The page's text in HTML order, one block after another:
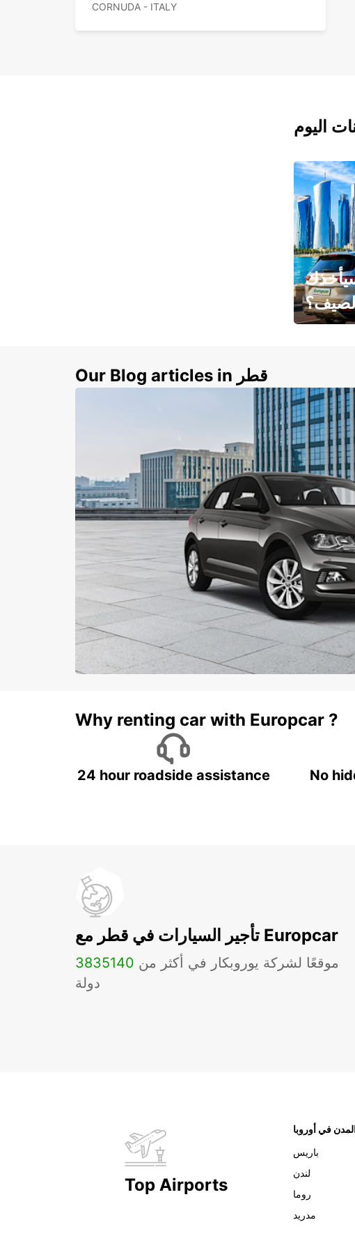
CORNUDA - ITALY
Our Blog articles in قطر
Why renting car with Europcar ?
24 hour roadside assistance No
تأجير السيارات في قطر مع Europcar
3835 موقعًا لشركة يوروبكار في أكثر من 140
دولة
Top Airports
في أوروبا
باريس
لندن
روما
مدريد